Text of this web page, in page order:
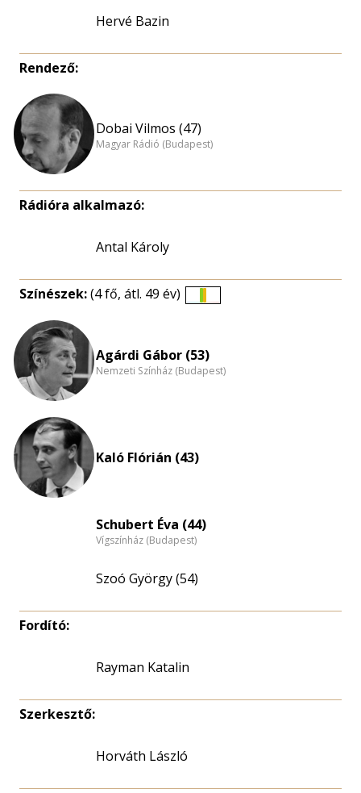
Hervé Bazin
Rendező:
Dobai Vilmos (47)
Magyar Rádió (Budapest)
Rádióra alkalmazó:
Antal Károly
Színészek:(4 fő, átl. 49 év)
nagyítása
Agárdi Gábor (53)
Nemzeti Színház (Budapest)
Kaló Flórián (43)
Schubert Éva (44)
Vígszínház (Budapest)
Szoó György (54)
Fordító:
Rayman Katalin
Szerkesztő:
Horváth László